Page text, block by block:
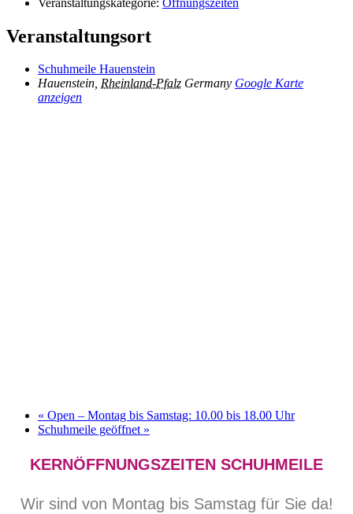
Veranstaltungsort
Schuhmeile Hauenstein
Hauenstein, Rheinland-Pfalz Germany Google Karte
anzeigen
« Open – Montag bis Samstag: 10.00 bis 18.00 Uhr
Schuhmeile geöffnet »
KERNÖFFNUNGSZEITEN SCHUHMEILE
Wir sind von Montag bis Samstag für Sie da!